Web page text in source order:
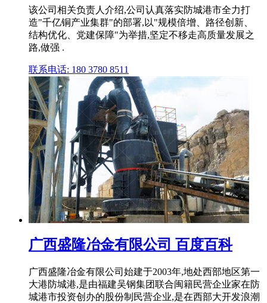
该公司相关负责人介绍,公司认真落实防城港市全力打
造"千亿铜产业集群"的部署,以"规模倍增、路径创新、
结构优化、党建保障"为举措,坚定不移走高质量发展之
路,做强 .
联系电话: 180 3780 8511
广西盛隆冶金有限公司 百度百科
广西盛隆冶金有限公司始建于2003年,地处西部地区第一
大港防城港,是由福建吴钢集团联合闽籍民营企业家在防
城港市投资创办的股份制民营企业,是在西部大开发浪潮